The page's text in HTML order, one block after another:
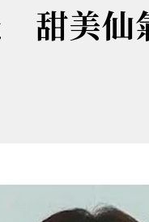
甜美仙